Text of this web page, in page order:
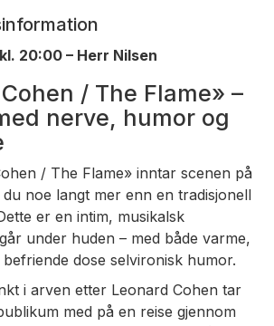
20:00 – Herr Nilsen
/ The Flame» –
nerve, humor og
/ The Flame» inntar scenen på
noe langt mer enn en tradisjonell
er en intim, musikalsk
under huden – med både varme,
dose selvironisk humor.
i arven etter Leonard Cohen tar
med på en reise gjennom